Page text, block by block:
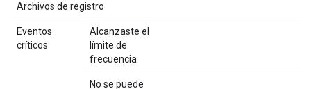
Archivos de registro
Eventos
críticos
Alcanzaste el
límite de
frecuencia
No se puede